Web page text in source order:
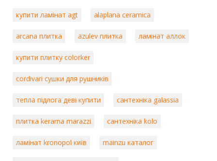
купити ламінат agt alaplana ceramica
arcana плитка azulev плитка ламінат аллок
купити плитку colorker
cordivari сушки для рушників
тепла підлога деві купити сантехніка galassia
плитка kerama marazzi сантехніка kolo
ламінат kronopol київ mainzu каталог